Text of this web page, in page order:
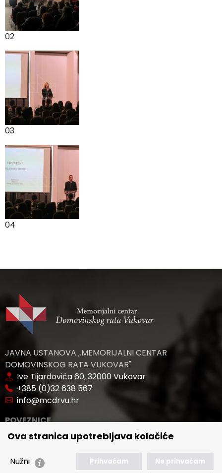
Ova stranica upotrebljava kolačiće
Nužni Prihvaćam Ne prihvaćam
02
03
04
JAVNA USTANOVA „MEMORIJALNI CENTAR
DOMOVINSKOG RATA VUKOVAR"
Ive Tijardovića 60, 32000 Vukovar
+385 (0)32 638 567
info@mcdrvu.hr
POVEZNICE
🢒 Novosti